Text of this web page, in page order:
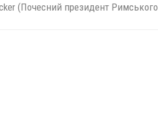
(Почесний президент Римського